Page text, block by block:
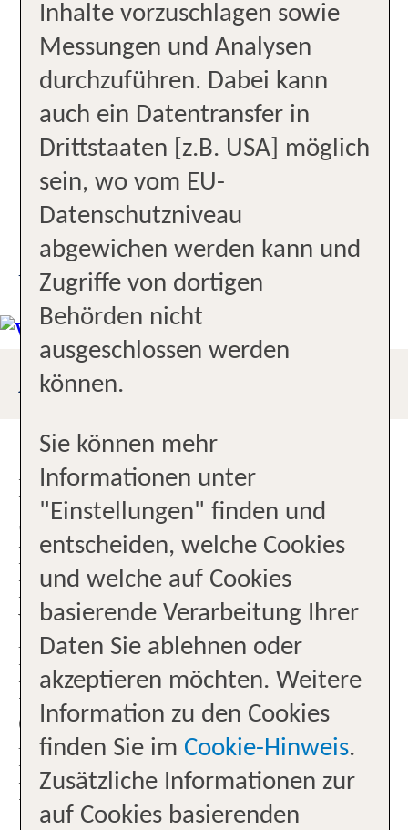
Verkehrsmitteln
Kompetente Beratung
Profis für Kreuzfahrt
Profis für Premium
Zentrale Lage
UNSER STANDORT
ANFAHRTSBESCHREIBUNG
Unser Büro liegt mitten in
Elberfeld direkt an der Wupper,
50m vom Schwebebahnhof
Döppersberg entfernt.Mit dem
Bus fahren Sie bis zur Haltestelle
Wuppertal HBF. Mit dem PKW
können Sie am Döppersberg aus
Richtung Osten am besten in den
City Arkaden parken, aus Westen
kommend im Sparkassen-
Parkhaus oder im Parkhaus am
Inhalte vorzuschlagen sowie
Messungen und Analysen
durchzuführen. Dabei kann
auch ein Datentransfer in
Drittstaaten [z.B. USA] möglich
sein, wo vom EU-
Datenschutzniveau
abgewichen werden kann und
Zugriffe von dortigen
Behörden nicht
ausgeschlossen werden
können.
Sie können mehr
Informationen unter
"Einstellungen" finden und
entscheiden, welche Cookies
und welche auf Cookies
basierende Verarbeitung Ihrer
Daten Sie ablehnen oder
akzeptieren möchten. Weitere
Information zu den Cookies
finden Sie im Cookie-Hinweis.
Zusätzliche Informationen zur
auf Cookies basierenden